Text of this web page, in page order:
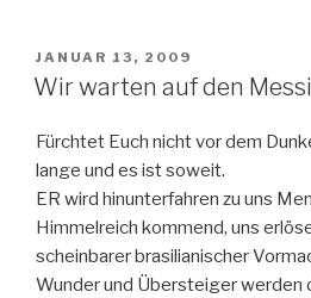
VERÖFFENTLICHT
AM
JANUAR 13, 2009
Wir warten auf den
Fürchtet Euch nicht vor dem
lange und es ist soweit.
ER wird hinunterfahren zu uns
Himmelreich kommend, uns
scheinbarer brasilianischer
Wunder und Übersteiger werden